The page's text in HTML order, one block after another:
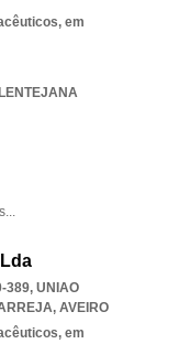
em
...
389, UNIAO
, AVEIRO
em